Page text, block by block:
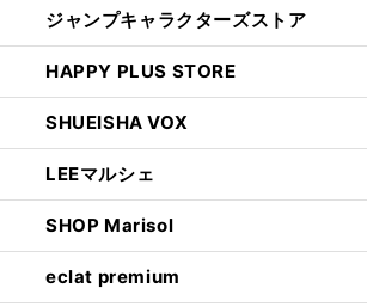
ジャンプキャラクターズストア
HAPPY PLUS STORE
SHUEISHA VOX
LEEマルシェ
SHOP Marisol
eclat premium